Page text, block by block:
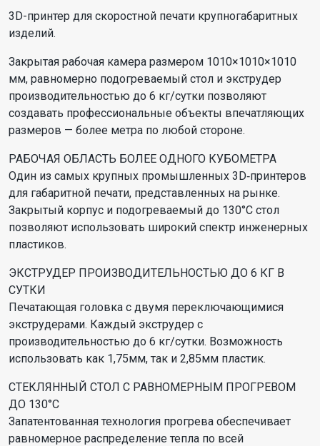
3D-принтер для скоростной печати крупногабаритных
изделий.
Закрытая рабочая камера размером 1010×1010×1010
мм, равномерно подогреваемый стол и экструдер
производительностью до 6 кг/сутки позволяют
создавать профессиональные объекты впечатляющих
размеров — более метра по любой стороне.
РАБОЧАЯ ОБЛАСТЬ БОЛЕЕ ОДНОГО КУБОМЕТРА
Один из самых крупных промышленных 3D‑принтеров
для габаритной печати, представленных на рынке.
Закрытый корпус и подогреваемый до 130°С стол
позволяют использовать широкий спектр инженерных
пластиков.
ЭКСТРУДЕР ПРОИЗВОДИТЕЛЬНОСТЬЮ ДО 6 КГ В
СУТКИ
Печатающая головка с двумя переключающимися
экструдерами. Каждый экструдер с
производительностью до 6 кг/сутки. Возможность
использовать как 1,75мм, так и 2,85мм пластик.
СТЕКЛЯННЫЙ СТОЛ С РАВНОМЕРНЫМ ПРОГРЕВОМ
ДО 130°С
Запатентованная технология прогрева обеспечивает
равномерное распределение тепла по всей